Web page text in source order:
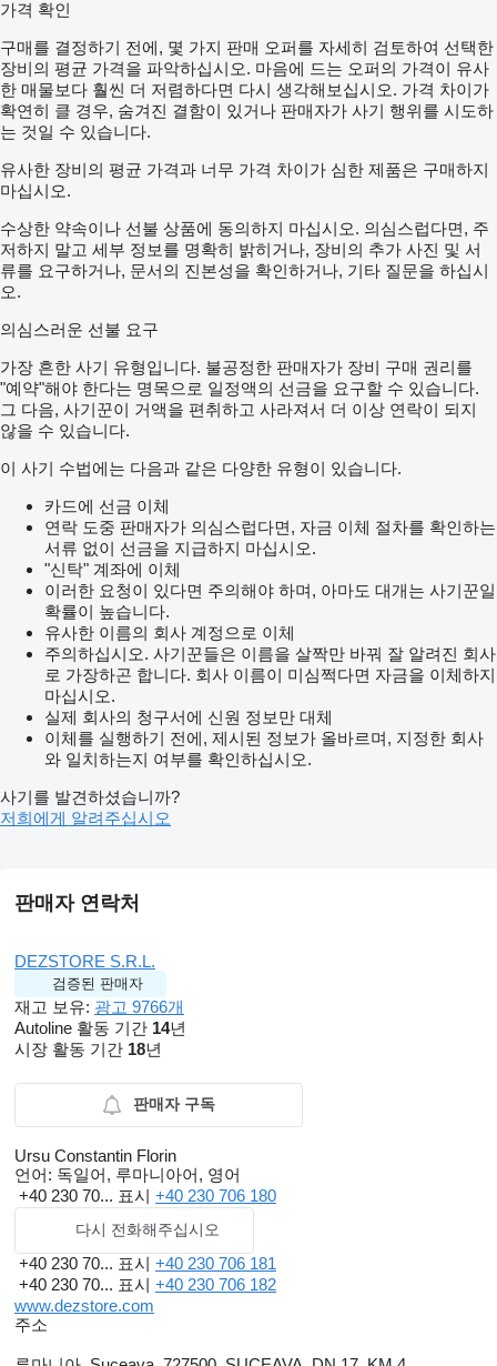
가격 확인
구매를 결정하기 전에, 몇 가지 판매 오퍼를 자세히 검토하여 선택한
장비의 평균 가격을 파악하십시오. 마음에 드는 오퍼의 가격이 유사
한 매물보다 훨씬 더 저렴하다면 다시 생각해보십시오. 가격 차이가
확연히 클 경우, 숨겨진 결함이 있거나 판매자가 사기 행위를 시도하
는 것일 수 있습니다.
유사한 장비의 평균 가격과 너무 가격 차이가 심한 제품은 구매하지
마십시오.
수상한 약속이나 선불 상품에 동의하지 마십시오. 의심스럽다면, 주
저하지 말고 세부 정보를 명확히 밝히거나, 장비의 추가 사진 및 서
류를 요구하거나, 문서의 진본성을 확인하거나, 기타 질문을 하십시
오.
의심스러운 선불 요구
가장 흔한 사기 유형입니다. 불공정한 판매자가 장비 구매 권리를
"예약"해야 한다는 명목으로 일정액의 선금을 요구할 수 있습니다.
그 다음, 사기꾼이 거액을 편취하고 사라져서 더 이상 연락이 되지
않을 수 있습니다.
이 사기 수법에는 다음과 같은 다양한 유형이 있습니다.
카드에 선금 이체
연락 도중 판매자가 의심스럽다면, 자금 이체 절차를 확인하는
서류 없이 선금을 지급하지 마십시오.
"신탁" 계좌에 이체
이러한 요청이 있다면 주의해야 하며, 아마도 대개는 사기꾼일
확률이 높습니다.
유사한 이름의 회사 계정으로 이체
주의하십시오. 사기꾼들은 이름을 살짝만 바꿔 잘 알려진 회사
로 가장하곤 합니다. 회사 이름이 미심쩍다면 자금을 이체하지
마십시오.
실제 회사의 청구서에 신원 정보만 대체
이체를 실행하기 전에, 제시된 정보가 올바르며, 지정한 회사
와 일치하는지 여부를 확인하십시오.
사기를 발견하셨습니까?
저희에게 알려주십시오
판매자 연락처
DEZSTORE S.R.L.
검증된 판매자
재고 보유: 광고 9766개
Autoline 활동 기간 14년
시장 활동 기간 18년
판매자 구독
Ursu Constantin Florin
언어: 독일어, 루마니아어, 영어
+40 230 70... 표시 +40 230 706 180
다시 전화해주십시오
+40 230 70... 표시 +40 230 706 181
+40 230 70... 표시 +40 230 706 182
www.dezstore.com
주소